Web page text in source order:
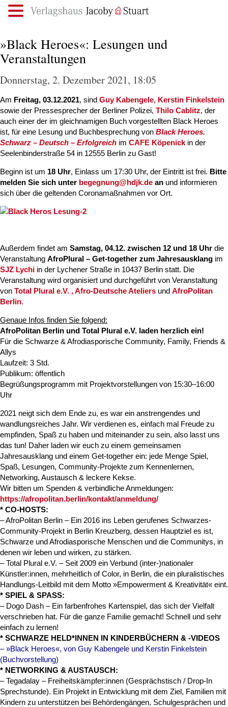
»Black Heroes«: Lesungen und
Veranstaltungen
Donnerstag, 2. Dezember 2021, 18:05
Am Freitag, 03.12.2021, sind Guy Kabengele, Kerstin Finkelstein
sowie der Pressesprecher der Berliner Polizei, Thilo Cablitz, der
auch einer der im gleichnamigen Buch vorgestellten Black Heroes
ist, für eine Lesung und Buchbesprechung von Black Heroes.
Schwarz – Deutsch – Erfolgreich im CAFE Köpenick in der
Seelenbinderstraße 54 in 12555 Berlin zu Gast!
Beginn ist um 18 Uhr, Einlass um 17:30 Uhr, der Eintritt ist frei. Bitte
melden Sie sich unter begegnung@hdjk.de an und informieren
sich über die geltenden Coronamaßnahmen vor Ort.
Außerdem findet am Samstag, 04.12. zwischen 12 und 18 Uhr die
Veranstaltung AfroPlural – Get-together zum Jahresausklang im
SJZ Lychi in der Lychener Straße in 10437 Berlin statt. Die
Veranstaltung wird organisiert und durchgeführt von Veranstaltung
von Total Plural e.V. , Afro-Deutsche Ateliers und AfroPolitan
Berlin.
Genaue Infos finden Sie folgend:
AfroPolitan Berlin und Total Plural e.V. laden herzlich ein!
Für die Schwarze & Afrodiasporische Community, Family, Friends &
Allys
Laufzeit: 3 Std.
Publikum: öffentlich
Begrüßungsprogramm mit Projektvorstellungen von 15:30–16:00
Uhr
2021 neigt sich dem Ende zu, es war ein anstrengendes und
wandlungsreiches Jahr. Wir verdienen es, einfach mal Freude zu
empfinden, Spaß zu haben und miteinander zu sein, also lasst uns
das tun! Daher laden wir euch zu einem gemeinsamen
Jahresausklang und einem Get-together ein: jede Menge Spiel,
Spaß, Lesungen, Community-Projekte zum Kennenlernen,
Networking, Austausch & leckere Kekse.
Wir bitten um Spenden & verbindliche Anmeldungen:
https://afropolitan.berlin/kontakt/anmeldung/
* CO-HOSTS:
– AfroPolitan Berlin – Ein 2016 ins Leben gerufenes Schwarzes-
Community-Projekt in Berlin Kreuzberg, dessen Hauptziel es ist,
Schwarze und Afrodiasporische Menschen und die Communitys, in
denen wir leben und wirken, zu stärken.
– Total Plural e.V. – Seit 2009 ein Verbund (inter-)nationaler
Künstler:innen, mehrheitlich of Color, in Berlin, die ein pluralistisches
Handlungs-Leitbild mit dem Motto »Empowerment & Kreativität« eint.
* SPIEL & SPASS:
– Dogo Dash – Ein farbenfrohes Kartenspiel, das sich der Vielfalt
verschrieben hat. Für die ganze Familie gemacht! Schnell und sehr
einfach zu lernen!
* SCHWARZE HELD*INNEN IN KINDERBÜCHERN & -VIDEOS
– »Black Heroes«, von Guy Kabengele und Kerstin Finkelstein
(Buchvorstellung)
* NETWORKING & AUSTAUSCH:
– Tegadalay – Freiheitskämpfer:innen (Gesprächstisch / Drop-In
Sprechstunde). Ein Projekt in Entwicklung mit dem Ziel, Familien mit
Kindern zu unterstützen bei Behördengängen, Schulgesprächen und